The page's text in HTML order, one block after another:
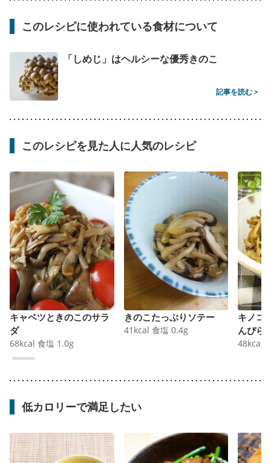
このレシピに使われている食材について
「しめじ」はヘルシーな優秀きのこ
記事を読む >
このレシピを見た人に人気のレシピ
キャベツときのこのサラ
ダ
68kcal 食塩 1.0g
きのこたっぷりソテー
41 kcal 食塩 0.4g
キノコ
んぴら
48kcal
低カロリーで満足したい